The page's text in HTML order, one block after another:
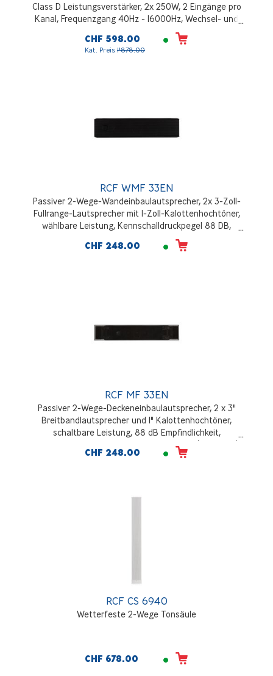
Class D Leistungsverstärker, 2x 250W, 2 Eingänge pro
Kanal, Frequenzgang 40Hz - 16000Hz, Wechsel- und
Gleichstromversorgung, schwarz
CHF 598.00
Kat. Preis 1'878.00
RCF WMF 33EN
Passiver 2-Wege-Wandeinbaulautsprecher, 2x 3-Zoll-
Fullrange-Lautsprecher mit 1-Zoll-Kalottenhochtöner,
wählbare Leistung, Kennschalldruckpegel 88 DB,
CHF 248.00
RCF MF 33EN
Passiver 2-Wege-Deckeneinbaulautsprecher, 2 x 3"
Breitbandlautsprecher und 1" Kalottenhochtöner,
schaltbare Leistung, 88 dB Empfindlichkeit,
Frequenzgang 80Hz - 22000Hz, Schwarz (RAL9005)
CHF 248.00
RCF CS 6940
Wetterfeste 2-Wege Tonsäule
CHF 678.00